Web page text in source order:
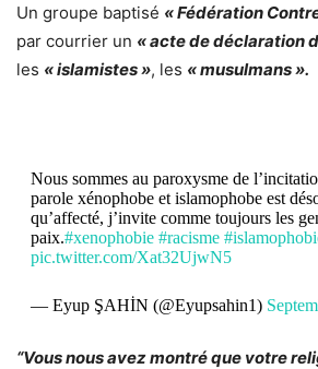
Un groupe baptisé « Fédération
par courrier un « acte de déclaration
les « islamistes », les « musulmans ».
Nous sommes au paroxysme de
parole xénophobe et islamophobe est
qu’affecté, j’invite comme toujours les
paix.#xenophobie #racisme
pic.twitter.com/Xat32UjwN5
— Eyup ŞAHİN (@Eyupsahin1)
“Vous nous avez montré que votre